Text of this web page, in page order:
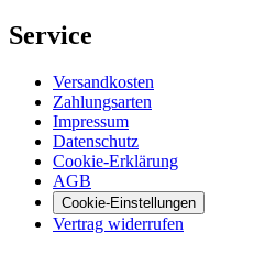
Service
Versandkosten
Zahlungsarten
Impressum
Datenschutz
Cookie-Erklärung
AGB
Cookie-Einstellungen
Vertrag widerrufen